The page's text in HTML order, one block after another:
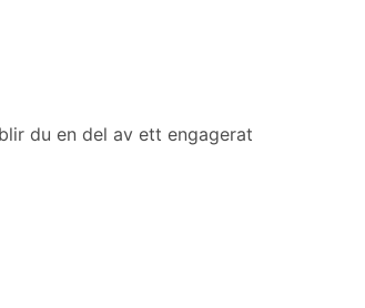
du en del av ett engagerat